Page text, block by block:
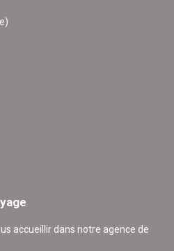
accueillir dans notre agence de